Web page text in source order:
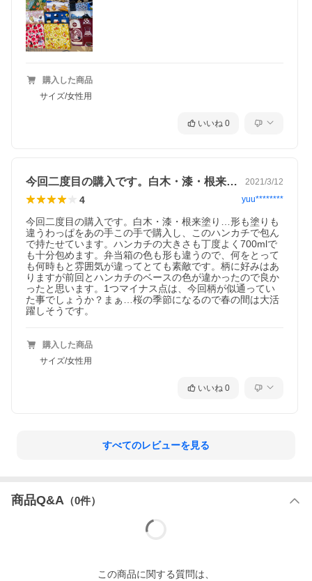
購入した商品
サイズ/女性用
いいね 0
今回二度目の購入です。白木・漆・根来塗… 2021/3/12
4 yuu********
今回二度目の購入です。白木・漆・根来塗り…形も塗りも
違うわっぱをあの手この手で購入し、このハンカチで包ん
で持たせています。ハンカチの大きさも丁度よく700mlで
も十分包めます。弁当箱の色も形も違うので、何をとって
も何時もと雰囲気が違ってとても素敵です。柄に好みはあ
りますが前回とハンカチのベースの色が違かったので良か
ったと思います。1つマイナス点は、今回柄が似通ってい
た事でしょうか？まぁ…桜の季節になるので春の間は大活
躍しそうです。
購入した商品
サイズ/女性用
いいね 0
すべてのレビューを見る
商品Q&A （0件）
この商品に関する質問は、